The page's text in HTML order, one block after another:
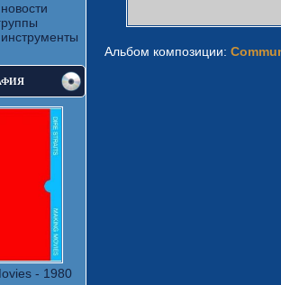
- 1980
Альбом композиции: